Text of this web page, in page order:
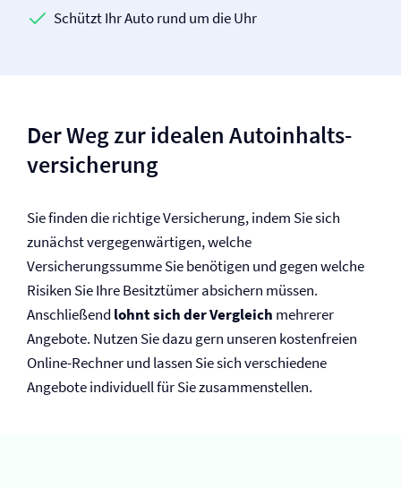
Schützt Ihr Auto rund um die Uhr
Der Weg zur idealen Autoinhalts­
versicherung
Sie finden die richtige Versicherung, indem Sie sich
zunächst vergegenwärtigen, welche
Versicherungssumme Sie benötigen und gegen welche
Risiken Sie Ihre Besitztümer absichern müssen.
Anschließend lohnt sich der Vergleich mehrerer
Angebote. Nutzen Sie dazu gern unseren kostenfreien
Online-Rechner und lassen Sie sich verschiedene
Angebote individuell für Sie zusammenstellen.